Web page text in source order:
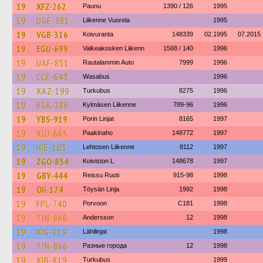
19 XFZ-262 Paunu 1390 / 126 1995
19 UGE-381 Liikenne Vuorela 1995
19 VGB-316 Koivuranta 148339 02.1995 07.2015
19 EGU-699 Valkeakosken Liikenn 1568 / 140 1996
19 UAF-851 Rautalammin Auto 7999 1996
19 CCE-643 Wasabus 1996
19 XAZ-199 Turkubus 8275 1996
19 RGK-286 Kylmäsen Liikenne 789-96 1996
19 YBS-919 Porin Linjat 8165 1997
19 XUJ-665 Paakinaho 148772 1997
19 HIE-103 Lehtosen Liikenne 8112 1997
19 ZGO-854 Koiviston L 148678 1997
19 GBY-444 Reissu Ruoti 915-98 1998
19 OII-174 Töysän Linja 1992 1998
19 FPL-740 Porvoon C181 1998
19 TIN-866 Andersson 12 1998
19 XIG-119 Lähilinjat 1998
19 TIN-866 Разные города 12 1998
19 XIB-819 Turkubus 1999